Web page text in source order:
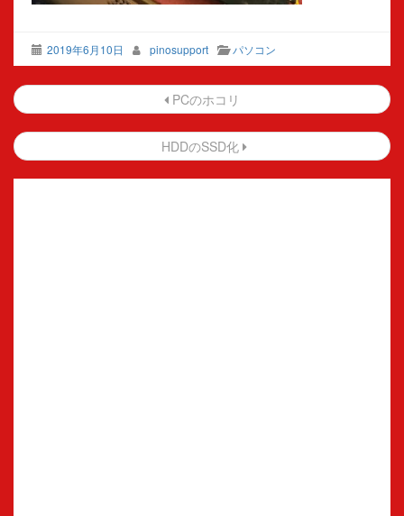
2019年6月10日 pinosupport パソコン
投
稿
ナ
ビ
PCのホコリ
HDDのSSD化